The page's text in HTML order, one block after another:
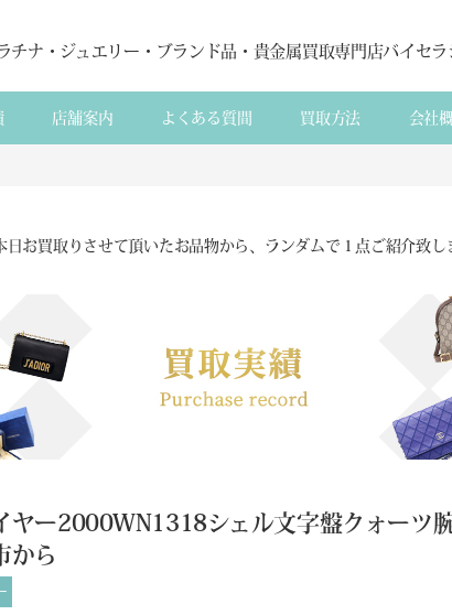
チナ・ジュエリー・ブランド品・貴金属買取専門店バイセラ
店舗案内 よくある質間 買取方法 会社
お買取りさせて頂いたお品物から、ランダムで１点ご紹介致
ヤー2000WN1318シェル文字盤クォーツ
から